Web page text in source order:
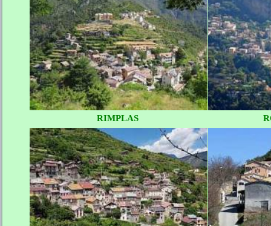
RIMPLAS